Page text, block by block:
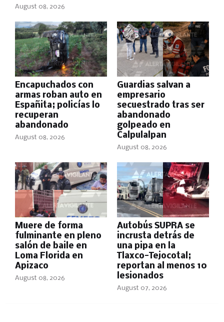
August 08, 2026
Encapuchados con
armas roban auto en
Españita; policías lo
recuperan
abandonado
August 08, 2026
Guardias salvan a
empresario
secuestrado tras ser
abandonado
golpeado en
Calpulalpan
August 08, 2026
Muere de forma
fulminante en pleno
salón de baile en
Loma Florida en
Apizaco
August 08, 2026
Autobús SUPRA se
incrusta detrás de
una pipa en la
Tlaxco-Tejocotal;
reportan al menos 10
lesionados
August 07, 2026